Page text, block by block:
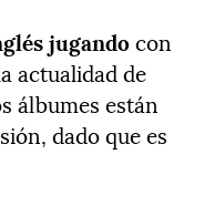
jugandocon
actualidad de
álbumes están
dado que es